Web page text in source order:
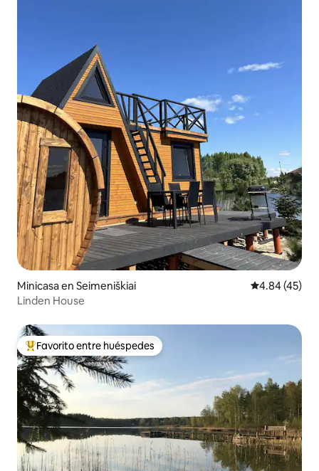
Minicasa en Seimeniškiai Calificación
4.84 (45)
Linden House
Favorito entre huéspedes preferido
Favorito entre huéspedes